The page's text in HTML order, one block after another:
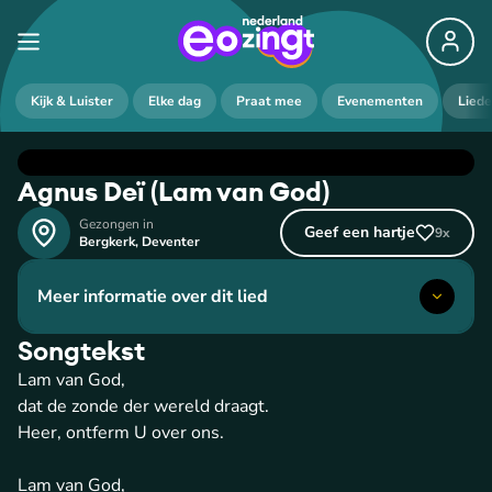
Kijk & Luister Elke dag Praat mee Evenementen
Agnus Deï (Lam van God)
Gezongen in
Bergkerk, Deventer Geef een hartje 9x
Meer informatie over dit lied
Songtekst
Lam van God,
dat de zonde der wereld draagt.
Heer, ontferm U over ons.
Lam van God,